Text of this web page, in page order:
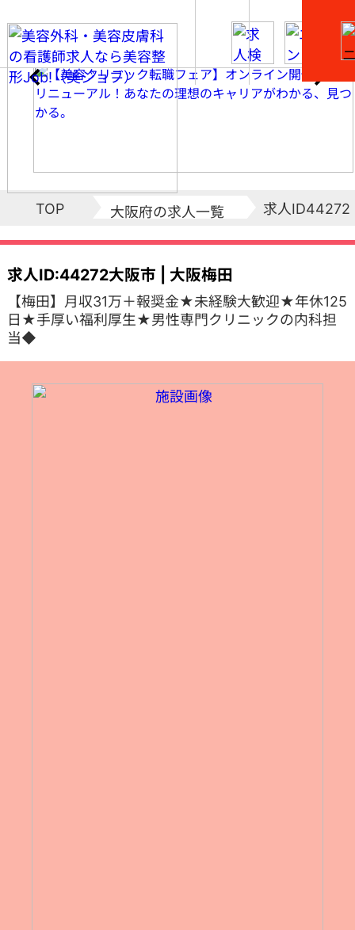
TOP 大阪府の求人一覧 求人ID44272
求人ID:44272大阪市 | 大阪梅田
【梅田】月収31万＋報奨金★未経験大歓迎★年休125
日★手厚い福利厚生★男性専門クリニックの内科担
当◆